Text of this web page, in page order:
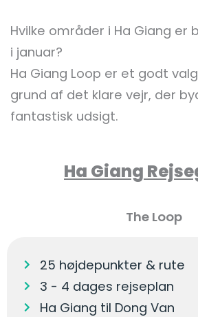
Hvilke områder i Ha Giang er
i januar?
Ha Giang Loop er et godt
grund af det klare vejr, der
fantastisk udsigt.
Ha Giang
The Loop
25 højdepunkter & rute
3 - 4 dages rejseplan
Ha Giang til Dong Van